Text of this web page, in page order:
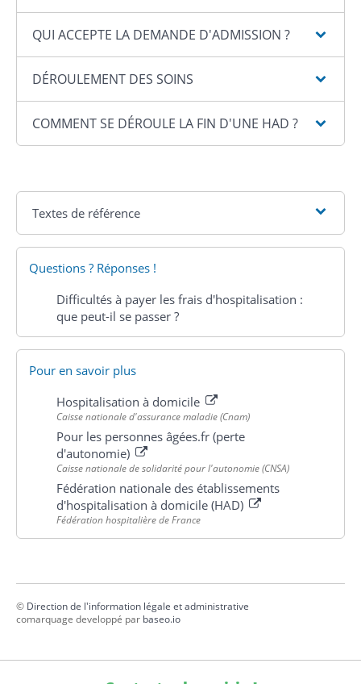
QUI ACCEPTE LA DEMANDE D'ADMISSION ?
DÉROULEMENT DES SOINS
COMMENT SE DÉROULE LA FIN D'UNE HAD ?
Textes de référence
Questions ? Réponses !
Difficultés à payer les frais d'hospitalisation :
que peut-il se passer ?
Pour en savoir plus
Hospitalisation à domicile
Caisse nationale d'assurance maladie (Cnam)
Pour les personnes âgées.fr (perte
d'autonomie)
Caisse nationale de solidarité pour l'autonomie (CNSA)
Fédération nationale des établissements
d'hospitalisation à domicile (HAD)
Fédération hospitalière de France
© Direction de l'information légale et administrative
comarquage developpé par baseo.io